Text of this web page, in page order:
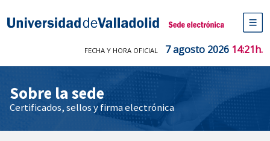
Sede electrónica Universidad de
de
FECHA Y HORA OFICIAL 7 agosto 2026 14:21h.
Sobre la sede
Certificados, sellos y firma electrónica